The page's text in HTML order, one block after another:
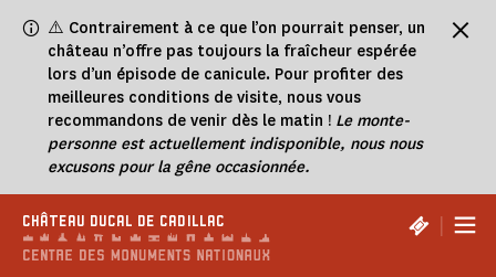
⚠️ Contrairement à ce que l’on pourrait penser, un
château n’offre pas toujours la fraîcheur espérée
lors d’un épisode de canicule. Pour profiter des
meilleures conditions de visite, nous vous
recommandons de venir dès le matin ! Le monte-
personne est actuellement indisponible, nous nous
excusons pour la gêne occasionnée.
CHÂTEAU DUCAL DE CADILLAC |